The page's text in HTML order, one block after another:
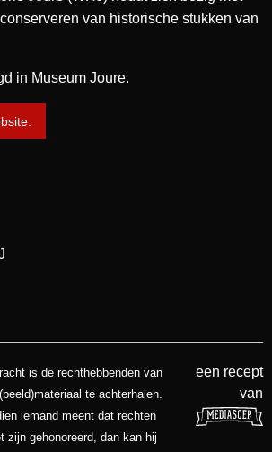
van historische stukken van
in Museum Joure.
is de rechthebbenden van
te achterhalen.
iemand meent dat rechten
zijn gehonoreerd, dan kan hij
een recept
van